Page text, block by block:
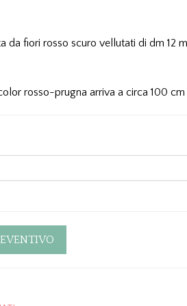
da fiori rosso scuro vellutati di dm 12
rosso-prugna arriva a circa 100 cm